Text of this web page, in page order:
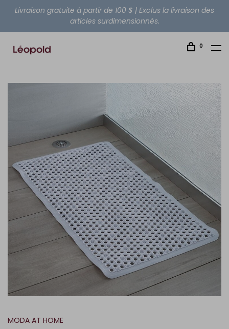
Livraison gratuite à partir de 100 $ | Exclus la livraison des
articles surdimensionnés.
0
MODA AT HOME